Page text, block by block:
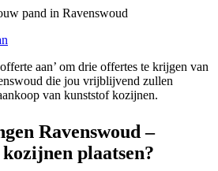
pand in Ravenswoud
aan’ om drie offertes te krijgen van
die jou vrijblijvend zullen
van kunststof kozijnen.
Ravenswoud –
plaatsen?